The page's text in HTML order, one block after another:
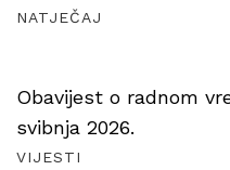
NATJEČAJ
Obavijest o radnom
svibnja 2026.
VIJESTI